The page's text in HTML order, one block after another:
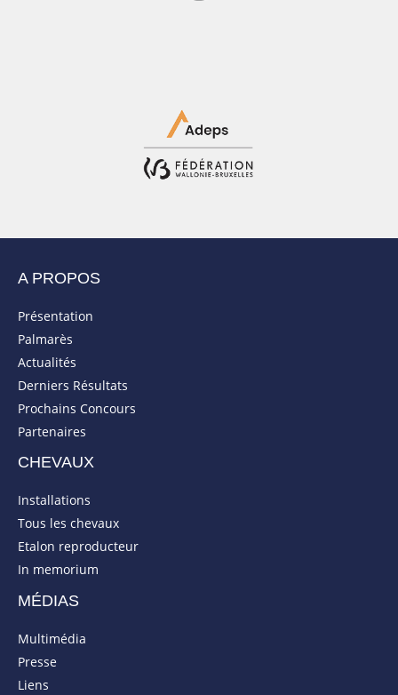
A PROPOS
Présentation
Palmarès
Actualités
Derniers Résultats
Prochains Concours
Partenaires
CHEVAUX
Installations
Tous les chevaux
Etalon reproducteur
In memorium
MÉDIAS
Multimédia
Presse
Liens